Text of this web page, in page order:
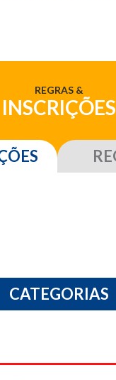
REGRAS&
INSCRIÇÕES
CATEGORIAS